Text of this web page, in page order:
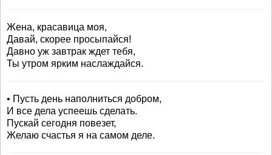
Жена, красавица моя,
Давай, скорее просыпайся!
Давно уж завтрак ждет тебя,
Ты утром ярким наслаждайся.
• Пусть день наполниться добром,
И все дела успеешь сделать.
Пускай сегодня повезет,
Желаю счастья я на самом деле.